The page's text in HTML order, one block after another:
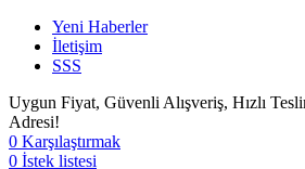
Yeni Haberler
İletişim
SSS
Uygun Fiyat, Güvenli Alışveriş, Hızlı
Adresi!
0 Karşılaştırmak
0 İstek listesi